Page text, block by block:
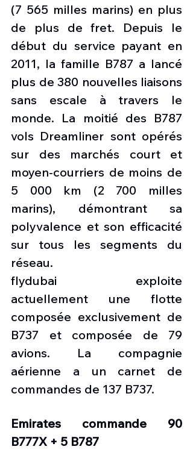
(7 565 milles marins) en plus
de plus de fret. Depuis le
début du service payant en
2011, la famille B787 a lancé
plus de 380 nouvelles liaisons
sans escale à travers le
monde. La moitié des B787
vols Dreamliner sont opérés
sur des marchés court et
moyen-courriers de moins de
5 000 km (2 700 milles
marins), démontrant sa
polyvalence et son efficacité
sur tous les segments du
réseau.
flydubai exploite
actuellement une flotte
composée exclusivement de
B737 et composée de 79
avions. La compagnie
aérienne a un carnet de
commandes de 137 B737.
Emirates commande 90
B777X + 5 B787